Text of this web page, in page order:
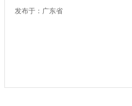
发布于：广东省